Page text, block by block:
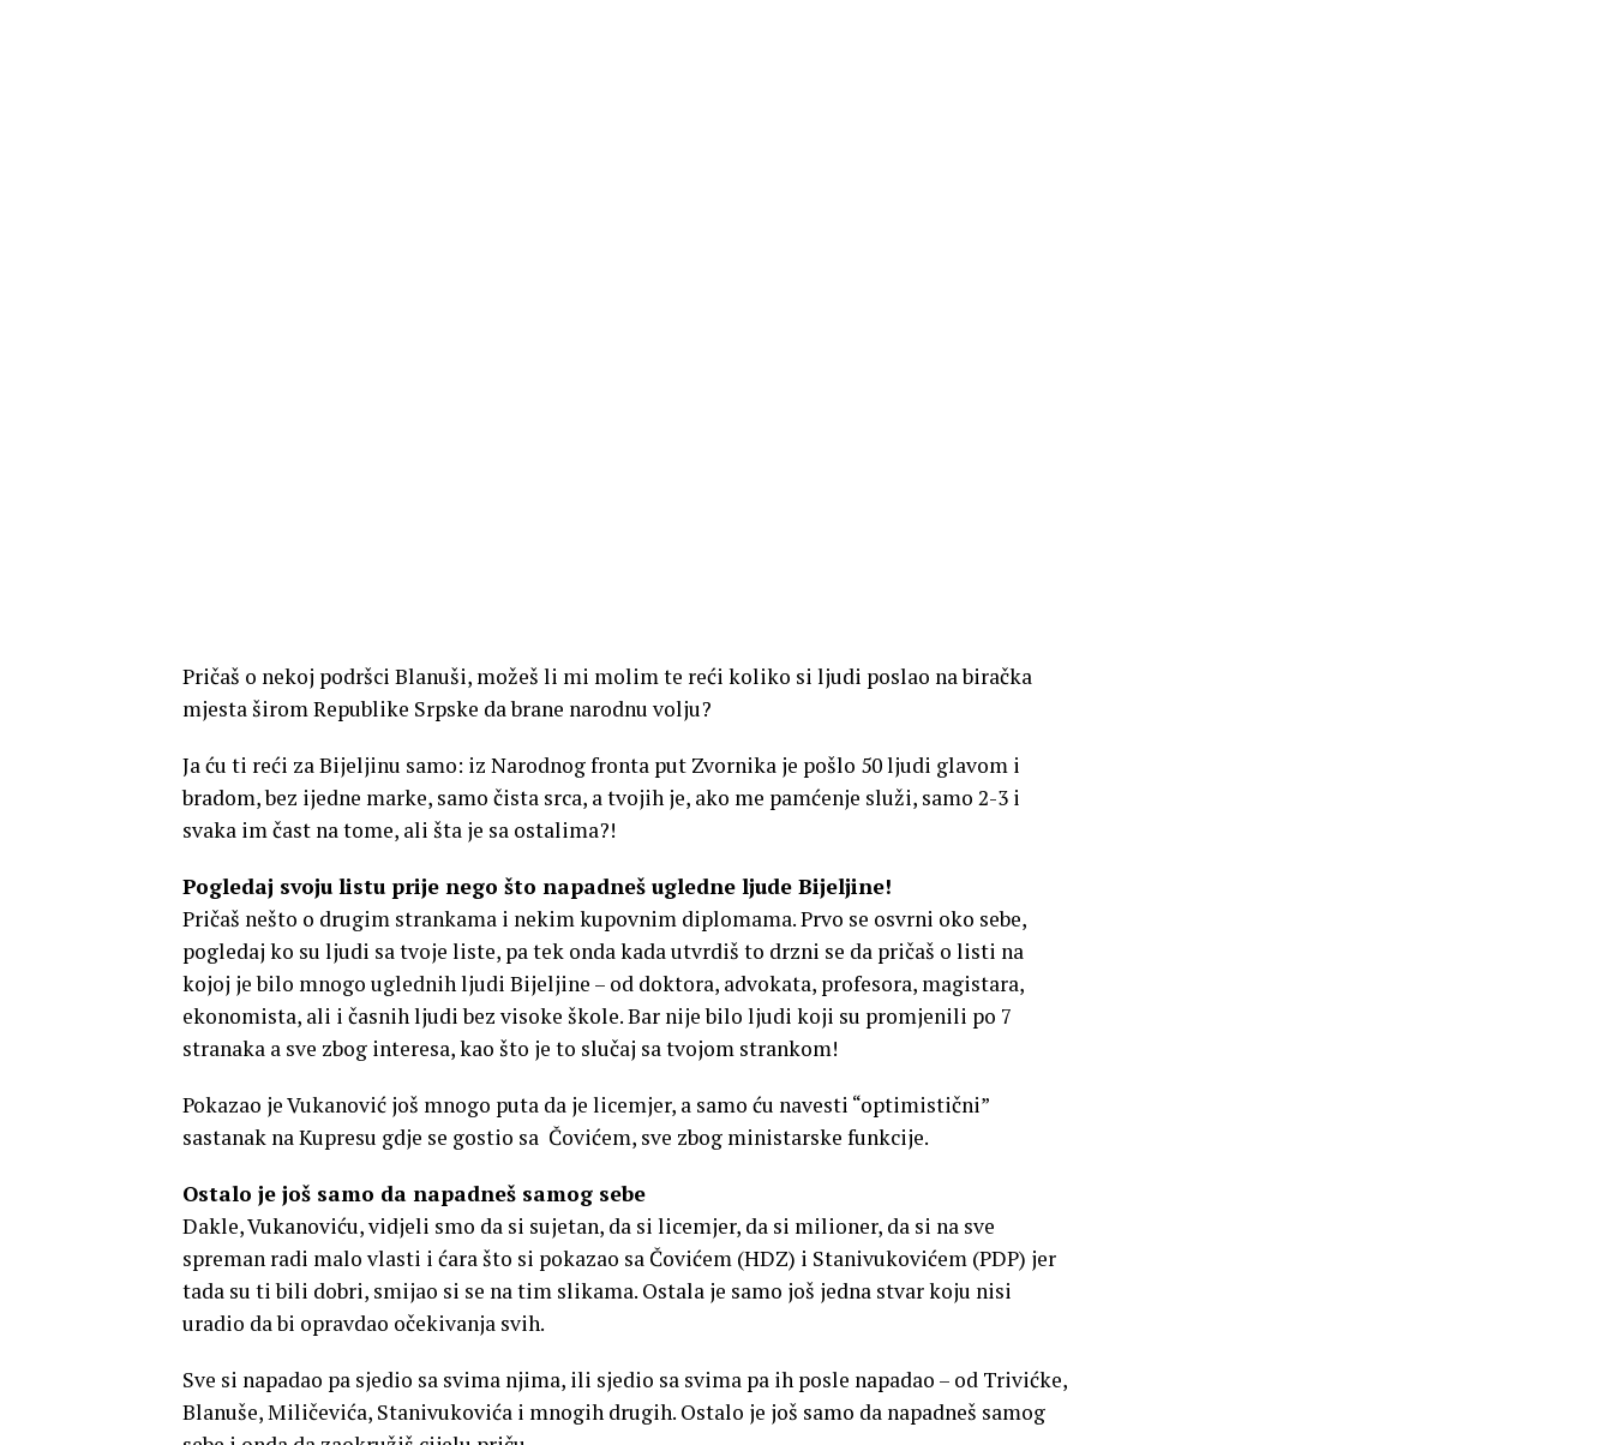
Pričaš o nekoj podršci Blanuši, možeš li mi molim te reći koliko si ljudi poslao na biračka
mjesta širom Republike Srpske da brane narodnu volju?
Ja ću ti reći za Bijeljinu samo: iz Narodnog fronta put Zvornika je pošlo 50 ljudi glavom i
bradom, bez ijedne marke, samo čista srca, a tvojih je, ako me pamćenje služi, samo 2-3 i
svaka im čast na tome, ali šta je sa ostalima?!
Pogledaj svoju listu prije nego što napadneš ugledne ljude Bijeljine!
Pričaš nešto o drugim strankama i nekim kupovnim diplomama. Prvo se osvrni oko sebe,
pogledaj ko su ljudi sa tvoje liste, pa tek onda kada utvrdiš to drzni se da pričaš o listi na
kojoj je bilo mnogo uglednih ljudi Bijeljine – od doktora, advokata, profesora, magistara,
ekonomista, ali i časnih ljudi bez visoke škole. Bar nije bilo ljudi koji su promjenili po 7
stranaka a sve zbog interesa, kao što je to slučaj sa tvojom strankom!
Pokazao je Vukanović još mnogo puta da je licemjer, a samo ću navesti “optimistični”
sastanak na Kupresu gdje se gostio sa Čovićem, sve zbog ministarske funkcije.
Ostalo je još samo da napadneš samog sebe
Dakle, Vukanoviću, vidjeli smo da si sujetan, da si licemjer, da si milioner, da si na sve
spreman radi malo vlasti i ćara što si pokazao sa Čovićem (HDZ) i Stanivukovićem (PDP) jer
tada su ti bili dobri, smijao si se na tim slikama. Ostala je samo još jedna stvar koju nisi
uradio da bi opravdao očekivanja svih.
Sve si napadao pa sjedio sa svima njima, ili sjedio sa svima pa ih posle napadao – od Trivićke,
Blanuše, Miličevića, Stanivukovića i mnogih drugih. Ostalo je još samo da napadneš samog